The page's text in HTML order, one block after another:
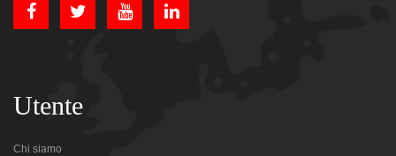
Utente
Chi siamo